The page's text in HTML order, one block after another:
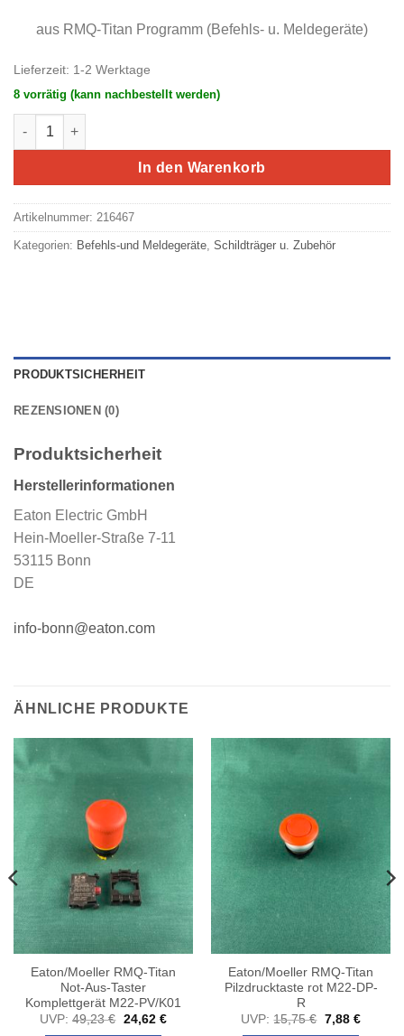
aus RMQ-Titan Programm (Befehls- u. Meldegeräte)
Lieferzeit: 1-2 Werktage
8 vorrätig (kann nachbestellt werden)
Eaton/Moeller RMQ-Titan Not-Aus Schild M22-XAK3 Menge
In den Warenkorb
Artikelnummer: 216467
Kategorien: Befehls-und Meldegeräte, Schildträger u. Zubehör
PRODUKTSICHERHEIT
REZENSIONEN (0)
Produktsicherheit
Herstellerinformationen
Eaton Electric GmbH
Hein-Moeller-Straße 7-11
53115 Bonn
DE
info-bonn@eaton.com
ÄHNLICHE PRODUKTE
Eaton/Moeller RMQ-Titan
Not-Aus-Taster
Komplettgerät M22-PV/K01
UVP: 49,23€ Ursprünglicher
24,62 €Aktueller
Eaton/Moeller RMQ-Titan
Pilzdrucktaste rot M22-DP-
R
UVP: 15,75€ 7,88 €